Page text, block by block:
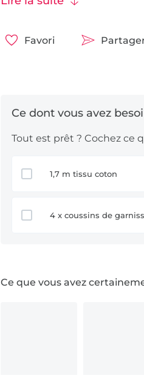
Favori
Tout est prêt ? Cochez ce
1,7 m tissu coton
4 x coussins de
Ce que vous avez